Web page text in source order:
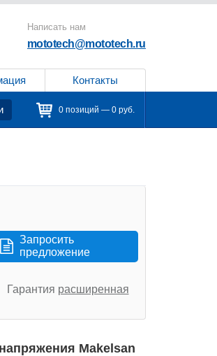
Написать нам
mototech@mototech.ru
Контакты
0 позиций — 0 руб.
Запросить
предложение
Гарантия расширенная
Makelsan